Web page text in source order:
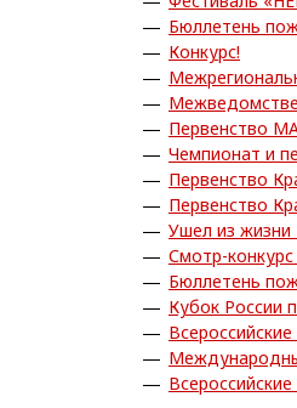
Бюллетень
Конкурс!
Первенство
Чемпионат и
Первенство
Первенство
Ушел из жизни
Смотр-
Бюллетень
Кубок России